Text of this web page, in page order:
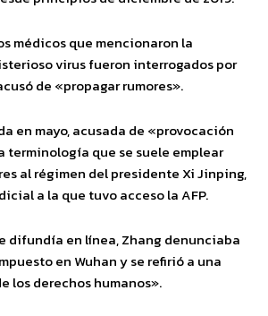
médicos que mencionaron la
virus fueron interrogados por
de «propagar rumores».
en mayo, acusada de «provocación
terminología que se suele emplear
al régimen del presidente Xi Jinping,
a la que tuvo acceso la AFP.
difundía en línea, Zhang denunciaba
en Wuhan y se refirió a una
los derechos humanos».